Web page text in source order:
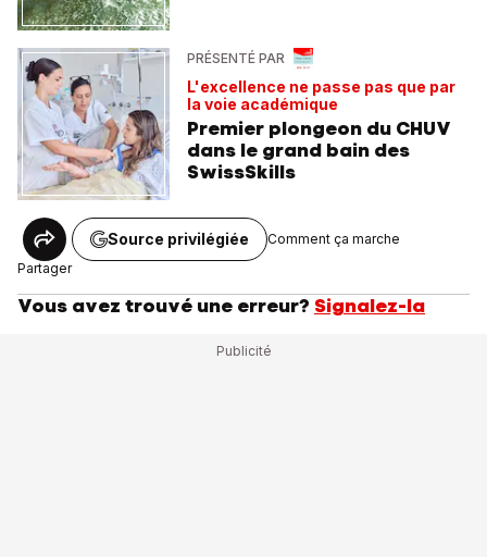
PRÉSENTÉ PAR
L'excellence ne passe pas que par
la voie académique
Premier plongeon du CHUV
dans le grand bain des
SwissSkills
Partager
Source privilégiée Comment ça marche
Vous avez trouvé une erreur? Signalez-la